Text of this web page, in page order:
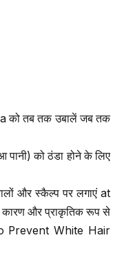
को तब तक उबालें जब तक
को ठंडा होने के लिए
और स्कैल्प पर लगाएं at
और प्राकृतिक रूप से
Prevent White Hair